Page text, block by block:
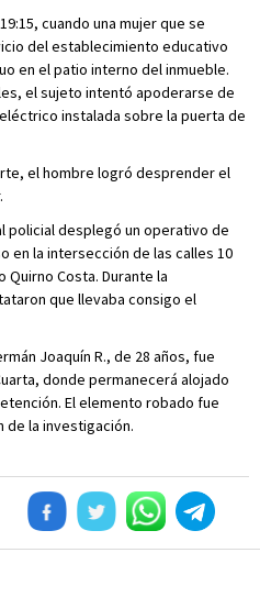
cuando una mujer que se
del establecimiento educativo
en el patio interno del inmueble.
el sujeto intentó apoderarse de
instalada sobre la puerta de
el hombre logró desprender el
policial desplegó un operativo de
en la intersección de las calles 10
Quirno Costa. Durante la
que llevaba consigo el
Joaquín R., de 28 años, fue
donde permanecerá alojado
El elemento robado fue
de la investigación.